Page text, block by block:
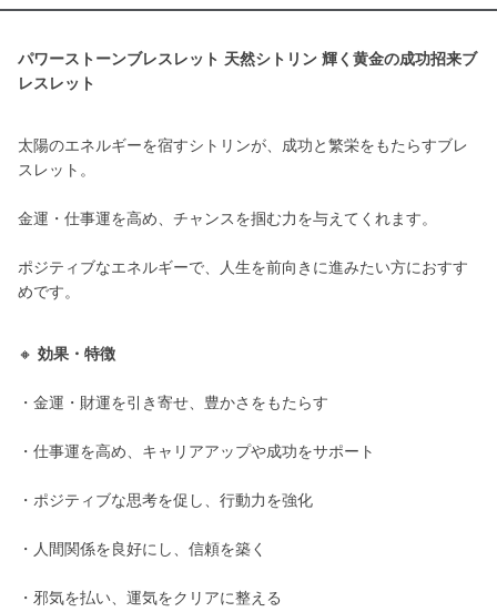
パワーストーンブレスレット 天然シトリン 輝く黄金の成功招来ブ
レスレット
太陽のエネルギーを宿すシトリンが、成功と繁栄をもたらすブレ
スレット。
金運・仕事運を高め、チャンスを掴む力を与えてくれます。
ポジティブなエネルギーで、人生を前向きに進みたい方におすす
めです。
🔸 効果・特徴
・金運・財運を引き寄せ、豊かさをもたらす
・仕事運を高め、キャリアアップや成功をサポート
・ポジティブな思考を促し、行動力を強化
・人間関係を良好にし、信頼を築く
・邪気を払い、運気をクリアに整える